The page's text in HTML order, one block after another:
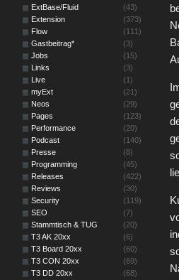
ExtBase/Fluid
(43)
Extension
(373)
Flow
(111)
Gastbeitrag*
(3)
Jobs
(15)
Links
(3)
Live
(1)
myExt
(21)
Neos
(29)
Pages
(123)
Performance
(20)
Podcast
(140)
Presse
(8)
Programming
(45)
Releases
(422)
Reviews
(30)
Security
(119)
SEO
(7)
Stammtisch & TUG
(20)
T3 AK 20xx
(6)
T3 Board 20xx
(60)
T3 CON 20xx
(69)
T3 DD 20xx
(68)